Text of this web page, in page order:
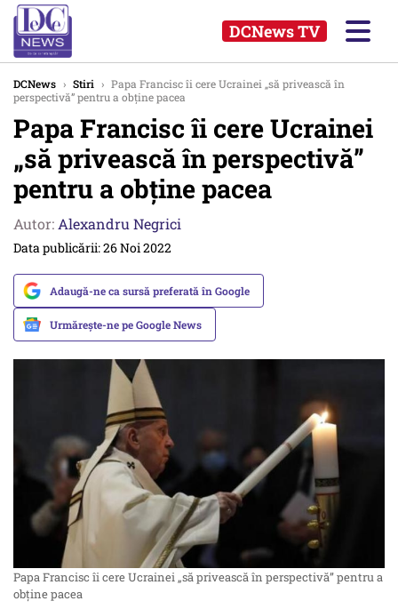
DCNews TV
DCNews › Stiri › Papa Francisc îi cere Ucrainei „să privească în
perspectivă” pentru a obține pacea
Papa Francisc îi cere Ucrainei
„să privească în perspectivă”
pentru a obține pacea
Autor: Alexandru Negrici
Data publicării: 26 Noi 2022
Adaugă-ne ca sursă preferată în Google
Urmărește-ne pe Google News
Papa Francisc îi cere Ucrainei „să privească în perspectivă” pentru a
obține pacea